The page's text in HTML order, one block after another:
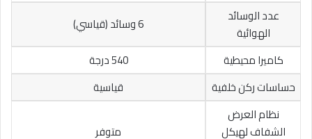
عدد الوسائد
الهوائية
6 وسائد (قياسي)
كاميرا محيطية
540 درجة
حساسات ركن خلفية
قياسية
نظام العرض
الشفاف لهيكل
متوفر